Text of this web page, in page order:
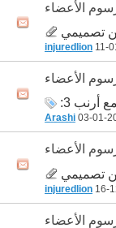
الأعضاء
تصميمي
injuredlion 11-
الأعضاء
Arashi 03-01-
الأعضاء
تصميمي
injuredlion 16-
الأعضاء